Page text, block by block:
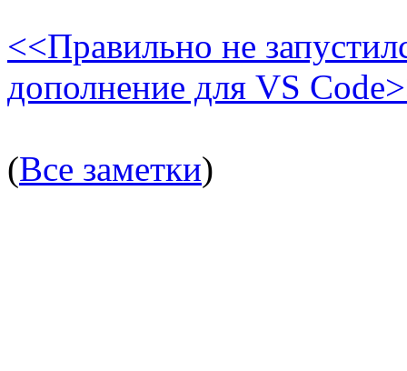
<<Правильно не
дополнение для VS
(Все заметки)